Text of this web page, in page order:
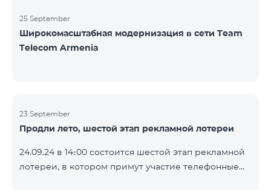
25 September
Широкомасштабная модернизация в сети Team
Telecom Armenia
23 September
Продли лето, шестой этап рекламной лотереи
24.09.24 в 14։00 состоится шестой этап рекламной
лотереи, в котором примут участие телефонные